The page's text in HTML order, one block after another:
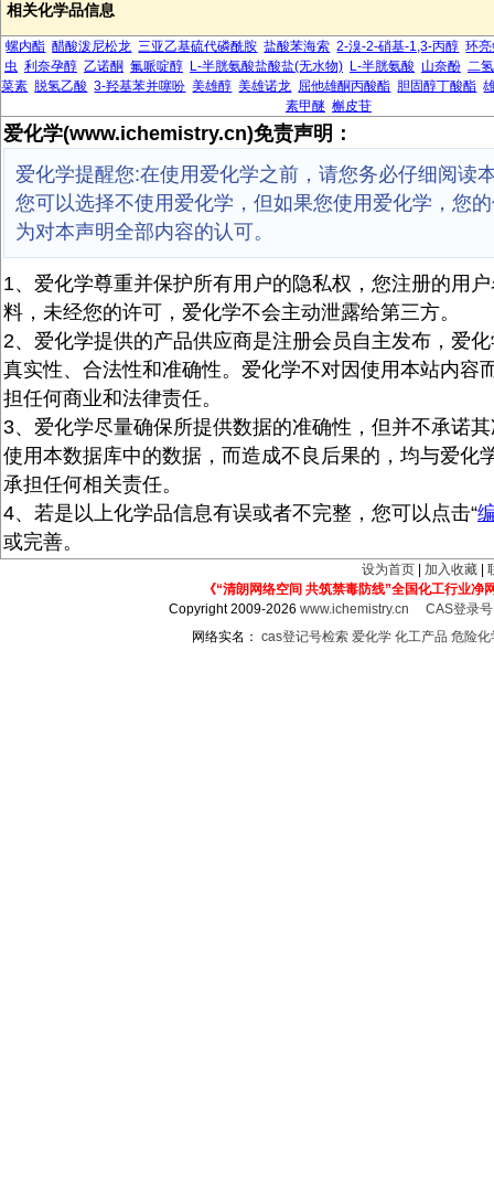
相关化学品信息
螺内酯 醋酸泼尼松龙 三亚乙基硫代磷酰胺 盐酸苯海索 2-溴-2-硝基-1,3-丙醇 环
虫 利奈孕醇 乙诺酮 氟哌啶醇 L-半胱氨酸盐酸盐(无水物) L-半胱氨酸 山奈酚 二
菜素 脱氢乙酸 3-羟基苯并噻吩 美雄醇 美雄诺龙 屈他雄酮丙酸酯 胆固醇丁酸酯
素甲醚 槲皮苷
爱化学(www.ichemistry.cn)免责声明：
爱化学提醒您:在使用爱化学之前，请您务必仔细阅读
您可以选择不使用爱化学，但如果您使用爱化学，您
为对本声明全部内容的认可。
1、爱化学尊重并保护所有用户的隐私权，您注册的用
料，未经您的许可，爱化学不会主动泄露给第三方。
2、爱化学提供的产品供应商是注册会员自主发布，爱
真实性、合法性和准确性。爱化学不对因使用本站内容
担任何商业和法律责任。
3、爱化学尽量确保所提供数据的准确性，但并不承诺
使用本数据库中的数据，而造成不良后果的，均与爱化
承担任何相关责任。
4、若是以上化学品信息有误或者不完整，您可以点击“
或完善。
设为首页 加入收藏
《“清朗网络空间 共筑禁毒防线”全国化工行业净
Copyright 2009-2026www.ichemistry.cn
CAS登录
网络实名： cas登记号检索 爱化学 化工产品 危险化